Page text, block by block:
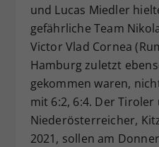
und Lucas Miedler
gefährliche Team
Victor Vlad Cornea
Hamburg zuletzt
gekommen waren,
mit 6:2, 6:4. Der Tiroler
Niederösterreicher,
2021, sollen am